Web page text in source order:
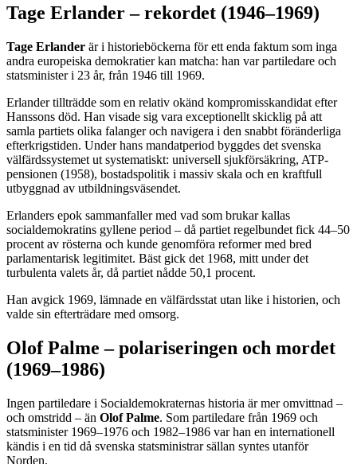
Tage Erlander – rekordet (1946–1969)
Tage Erlander är i historieböckerna för ett enda faktum som inga
andra europeiska demokratier kan matcha: han var partiledare och
statsminister i 23 år, från 1946 till 1969.
Erlander tillträdde som en relativ okänd kompromisskandidat efter
Hanssons död. Han visade sig vara exceptionellt skicklig på att
samla partiets olika falanger och navigera i den snabbt föränderliga
efterkrigstiden. Under hans mandatperiod byggdes det svenska
välfärdssystemet ut systematiskt: universell sjukförsäkring, ATP-
pensionen (1958), bostadspolitik i massiv skala och en kraftfull
utbyggnad av utbildningsväsendet.
Erlanders epok sammanfaller med vad som brukar kallas
socialdemokratins gyllene period – då partiet regelbundet fick 44–50
procent av rösterna och kunde genomföra reformer med bred
parlamentarisk legitimitet. Bäst gick det 1968, mitt under det
turbulenta valets år, då partiet nådde 50,1 procent.
Han avgick 1969, lämnade en välfärdsstat utan like i historien, och
valde sin efterträdare med omsorg.
Olof Palme – polariseringen och mordet
(1969–1986)
Ingen partiledare i Socialdemokraternas historia är mer omvittnad –
och omstridd – än Olof Palme. Som partiledare från 1969 och
statsminister 1969–1976 och 1982–1986 var han en internationell
kändis i en tid då svenska statsministrar sällan syntes utanför
Norden.